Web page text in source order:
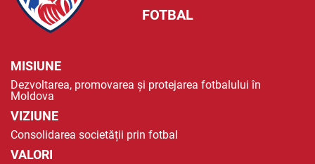
FOTBAL
MISIUNE
Dezvoltarea, promovarea și protejarea fotbalului în
Moldova
VIZIUNE
Consolidarea societății prin fotbal
VALORI